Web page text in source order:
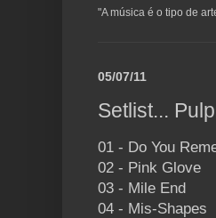
"A música é o tipo de
05/07/11
Setlist...
01 - Do You
02 - Pink Glove
03 - Mile End
04 - Mis-Shapes